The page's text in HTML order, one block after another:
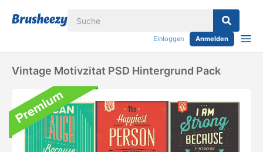
Einloggen Anmelden
Vintage Motivzitat PSD Hintergrund Pack